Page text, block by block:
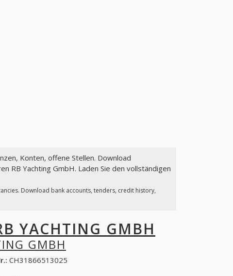
Konten, offene Stellen. Download
RB Yachting GmbH. Laden Sie den vollständigen
Download bank accounts, tenders, credit history,
YACHTING GMBH
GMBH
CH31866513025